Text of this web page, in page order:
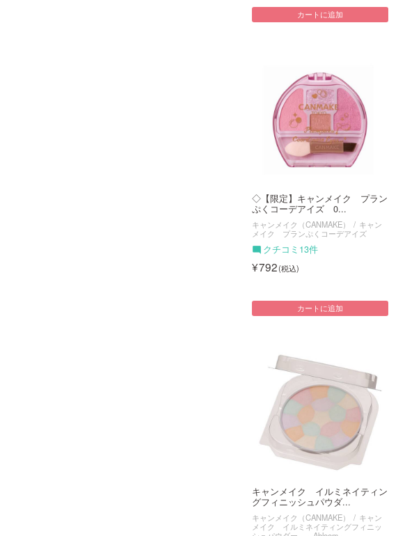
カートに追加
◇【限定】キャンメイク プラン
ぷくコーデアイズ 0...
キャンメイク（CANMAKE）
キャン
メイク プランぷくコーデアイズ
クチコミ13件
792
カートに追加
キャンメイク イルミネイティン
グフィニッシュパウダ...
キャンメイク（CANMAKE）
キャン
メイク イルミネイティングフィニッ